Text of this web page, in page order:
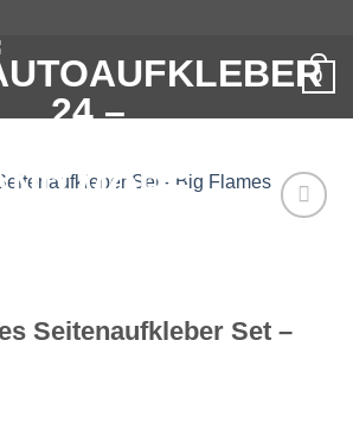
0
Seitenaufkleber Set –